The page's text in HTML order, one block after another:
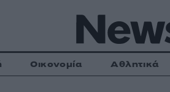
Οικονομία Αθλητικά